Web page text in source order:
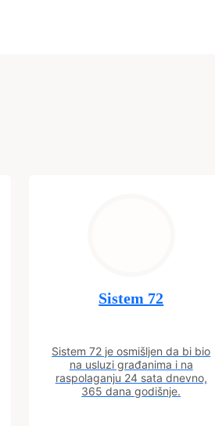
Sistem 72
Sistem 72 je osmišljen da bi bio
na usluzi građanima i na
raspolaganju 24 sata dnevno,
365 dana godišnje.